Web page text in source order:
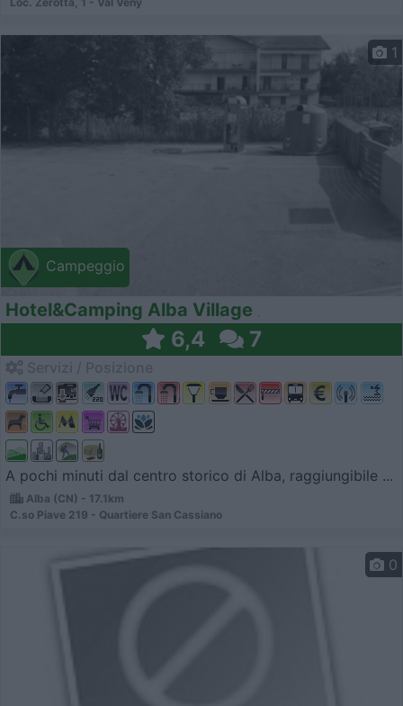
Campeggio
1
Hotel&Camping Alba Village
6,4 7
A pochi minuti dal centro storico di Alba, raggiungibile ...
Alba (CN) - 17.1km
C.so Piave 219 - Quartiere San Cassiano
0